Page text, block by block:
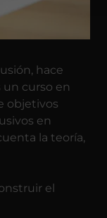
hace
curso en
objetivos
en
la teoría,
el